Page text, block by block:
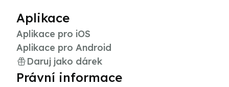
Aplikace
Aplikace pro iOS
Aplikace pro Android
Daruj jako dárek
Právní informace